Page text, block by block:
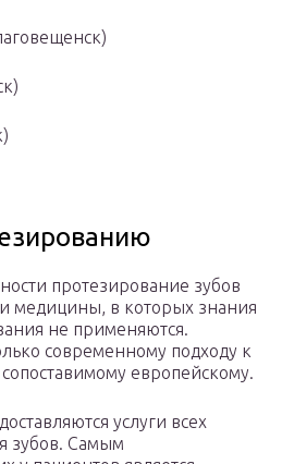
протезирование зубов
медицины, в которых знания
не применяются.
современному подходу к
европейскому.
услуги всех
зубов. Самым